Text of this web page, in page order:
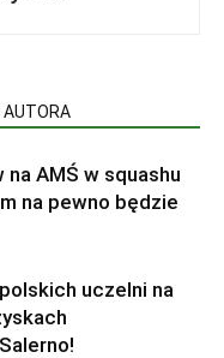
AUTORA
AMŚ w squashu
na pewno będzie
uczelni na